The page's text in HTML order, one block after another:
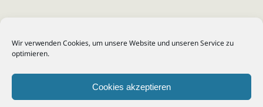
Wir verwenden Cookies, um unsere Website und unseren Service zu
optimieren.
Cookies akzeptieren